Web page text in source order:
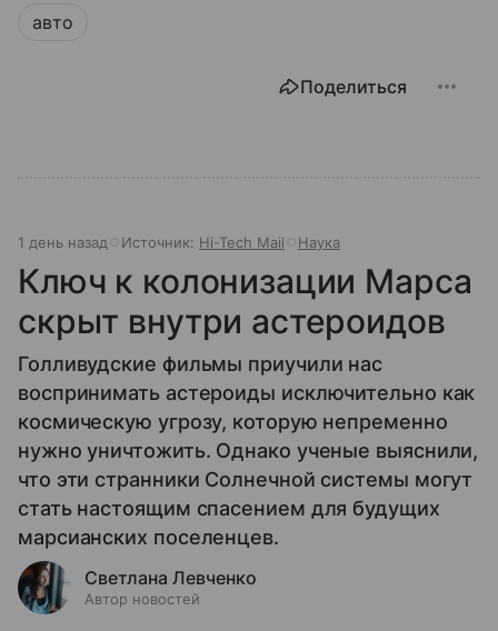
авто
Поделиться
1 день назад Источник: Hi-Tech Mail Наука
Ключ к колонизации Марса
скрыт внутри астероидов
Голливудские фильмы приучили нас
воспринимать астероиды исключительно как
космическую угрозу, которую непременно
нужно уничтожить. Однако ученые выяснили,
что эти странники Солнечной системы могут
стать настоящим спасением для будущих
марсианских поселенцев.
Светлана Левченко
Автор новостей